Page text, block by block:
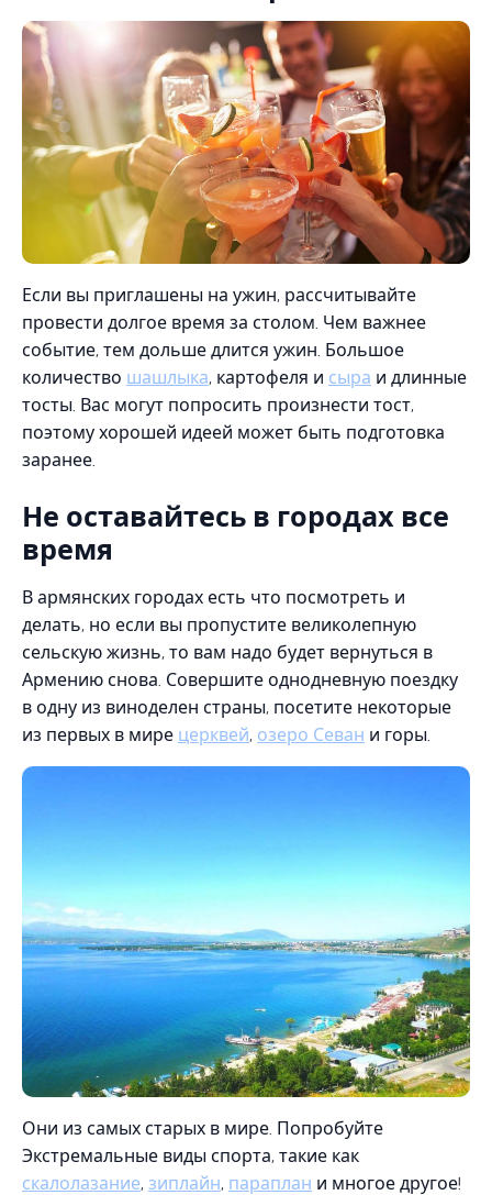
Если вы приглашены на ужин, рассчитывайте
провести долгое время за столом. Чем важнее
событие, тем дольше длится ужин. Большое
количество шашлыка, картофеля и сыра и длинные
тосты. Вас могут попросить произнести тост,
поэтому хорошей идеей может быть подготовка
заранее.
Не оставайтесь в городах все
время
В армянских городах есть что посмотреть и
делать, но если вы пропустите великолепную
сельскую жизнь, то вам надо будет вернуться в
Армению снова. Совершите однодневную поездку
в одну из виноделен страны, посетите некоторые
из первых в мире церквей, озеро Севан и горы.
Они из самых старых в мире. Попробуйте
Экстремальные виды спорта, такие как
скалолазание, зиплайн, параплан и многое другое!